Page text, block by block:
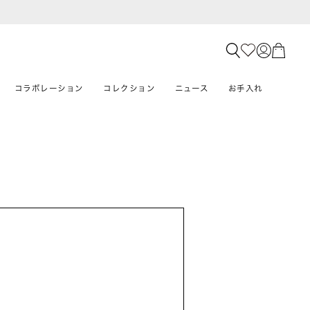
コラボレーション コレクション ニュース お手入れ